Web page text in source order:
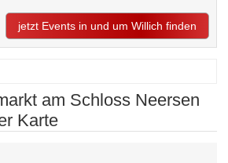
jetzt Events in und um Willich finden
am Schloss Neersen
Karte